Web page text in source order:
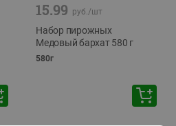
15.99 руб./шт
Набор пирожных
Медовый бархат 580 г
580г